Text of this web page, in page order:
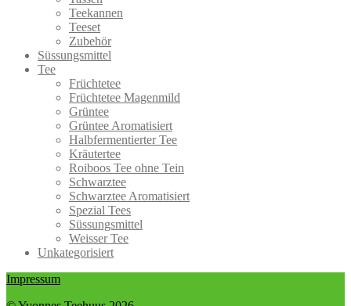
Teekannen
Teeset
Zubehör
Süssungsmittel
Tee
Früchtetee
Früchtetee Magenmild
Grüntee
Grüntee Aromatisiert
Halbfermentierter Tee
Kräutertee
Roiboos Tee ohne Tein
Schwarztee
Schwarztee Aromatisiert
Spezial Tees
Süssungsmittel
Weisser Tee
Unkategorisiert
Impressum